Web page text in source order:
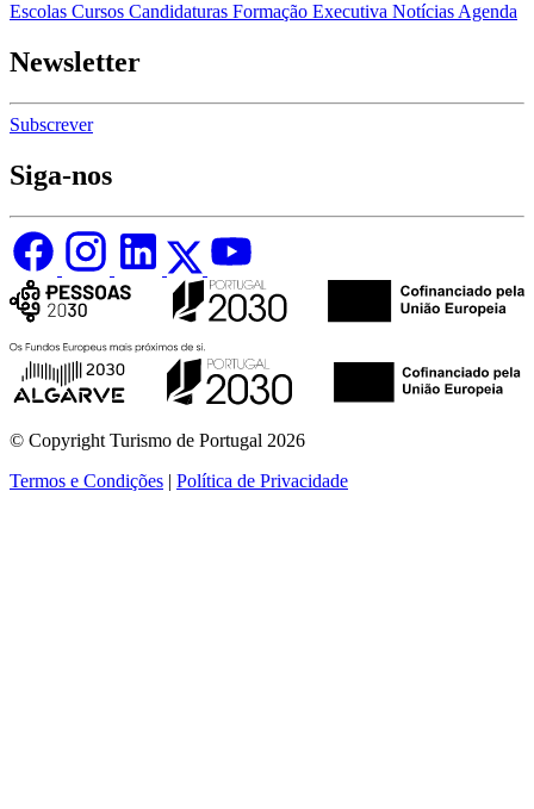
Escolas Cursos Candidaturas Formação Executiva Notícias Agenda
Newsletter
Subscrever
Siga-nos
© Copyright Turismo de Portugal 2026
Termos e Condições | Política de Privacidade